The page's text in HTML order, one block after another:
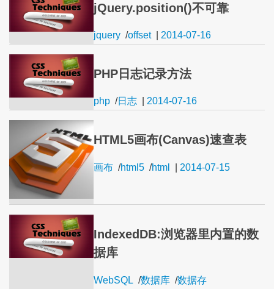
jQuery.position()不可靠
jquery /offset 2014-07-16
PHP日志记录方法
php /日志 2014-07-16
HTML5画布(Canvas)速查表
画布 /html5 /html 2014-07-15
IndexedDB:浏览器里内置的数
据库
WebSQL /数据库 /数据存